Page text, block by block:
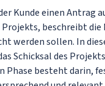
Kunde einen Antrag
Projekts, beschreibt
werden sollen. In
Schicksal des
Phase besteht darin,